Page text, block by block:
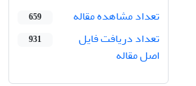
تعداد مشاهده مقاله
659
تعداد دریافت فایل
اصل مقاله
931